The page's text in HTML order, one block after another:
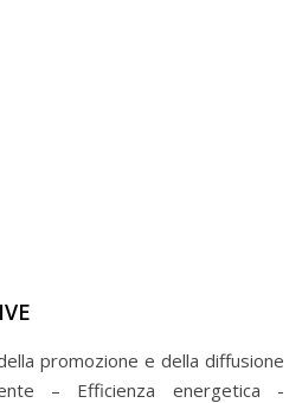
promozione e della diffusione
– Efficienza energetica -